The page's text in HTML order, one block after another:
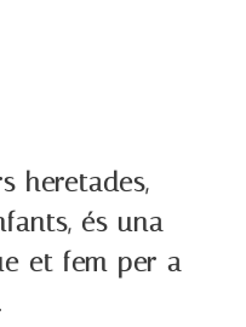
heretades,
és una
et fem per a